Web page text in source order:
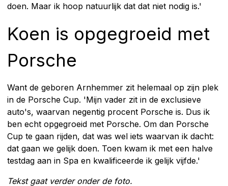
doen. Maar ik hoop natuurlijk dat dat niet nodig is.'
Koen is opgegroeid met
Porsche
Want de geboren Arnhemmer zit helemaal op zijn plek
in de Porsche Cup. 'Mijn vader zit in de exclusieve
auto's, waarvan negentig procent Porsche is. Dus ik
ben echt opgegroeid met Porsche. Om dan Porsche
Cup te gaan rijden, dat was wel iets waarvan ik dacht:
dat gaan we gelijk doen. Toen kwam ik met een halve
testdag aan in Spa en kwalificeerde ik gelijk vijfde.'
Tekst gaat verder onder de foto.